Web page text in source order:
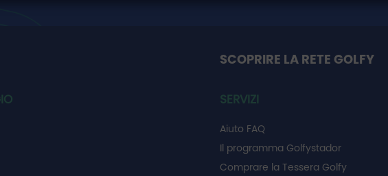
SCOPRIRE LA RETE GOLFY
SERVIZI
Aiuto FAQ
Il programma Golfystador
Comprare la Tessera Golfy